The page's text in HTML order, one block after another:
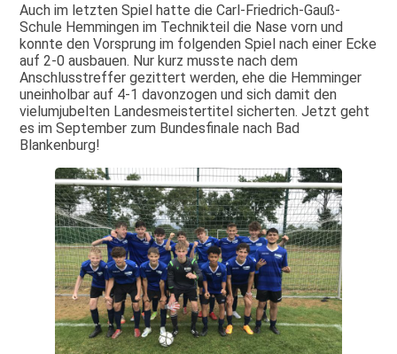
Auch im letzten Spiel hatte die Carl-Friedrich-Gauß-
Schule Hemmingen im Technikteil die Nase vorn und
konnte den Vorsprung im folgenden Spiel nach einer Ecke
auf 2-0 ausbauen. Nur kurz musste nach dem
Anschlusstreffer gezittert werden, ehe die Hemminger
uneinholbar auf 4-1 davonzogen und sich damit den
vielumjubelten Landesmeistertitel sicherten. Jetzt geht
es im September zum Bundesfinale nach Bad
Blankenburg!